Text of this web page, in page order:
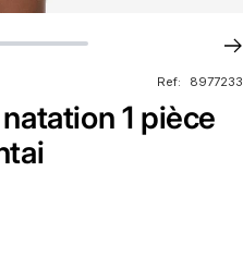
1 pièce
Ref: 8977233